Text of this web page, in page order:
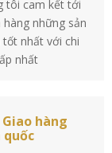
tôi cam kết tới
hàng những sản
tốt nhất với chi
nhất
Giao hàng